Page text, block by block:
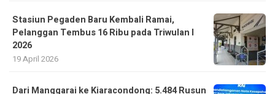
Stasiun Pegaden Baru Kembali Ramai,
Pelanggan Tembus 16 Ribu pada Triwulan I
2026
19 April 2026
Dari Manggarai ke Kiaracondong: 5.484 Rusun